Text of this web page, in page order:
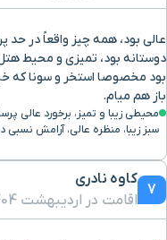
عالی بود، همه چیز واقعاً در
دوستانه بود، تمیزی و محیط
بود مخصوصا استخر و سونا که
باز هم میام.
محیطی زیبا و تمیز، برخورد عالی
سبز زیبا، منظره عالی، آرامش
7
کاوه نادری
اقامت در اردیبهشت 1404